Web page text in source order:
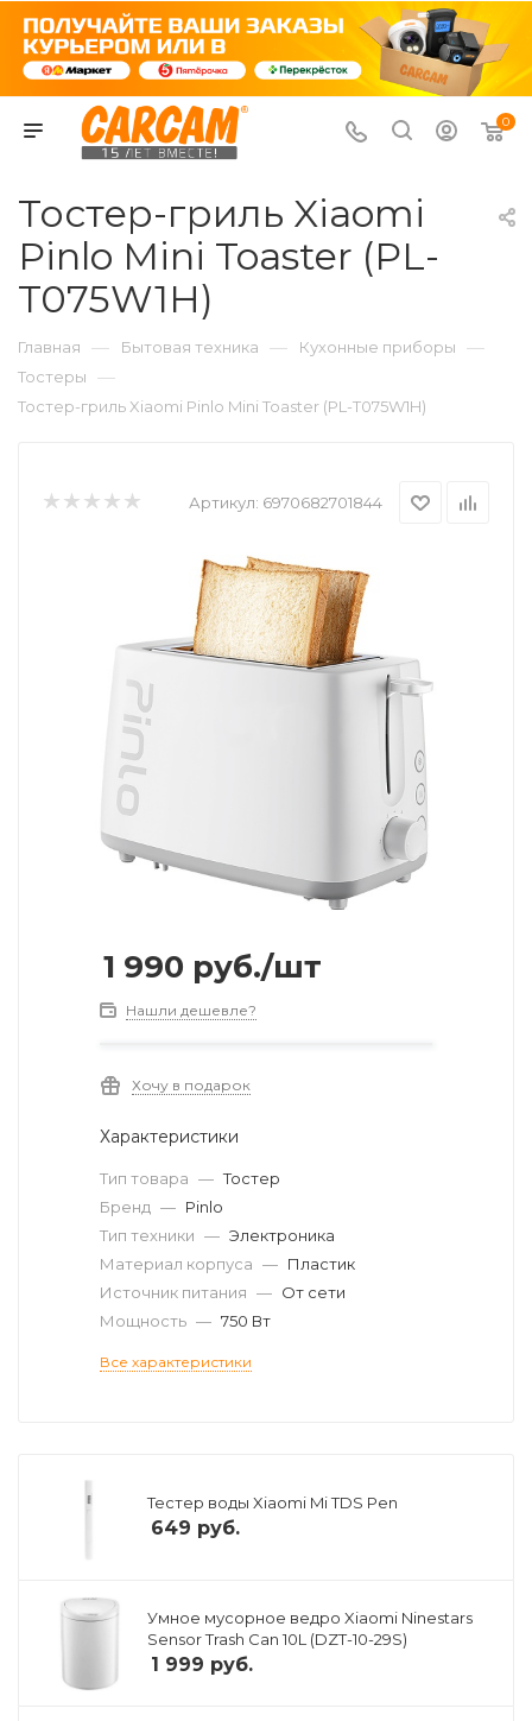
0
Тостер-гриль Xiaomi
Pinlo Mini Toaster (PL-
T075W1H)
Главная — Бытовая техника — Кухонные приборы —
Тостеры —
Тостер-гриль Xiaomi Pinlo Mini Toaster (PL-T075W1H)
Артикул: 6970682701844
1 990 руб./шт
Нашли дешевле?
Хочу в подарок
Характеристики
Тип товара — Тостер
Бренд — Pinlo
Тип техники — Электроника
Материал корпуса — Пластик
Источник питания — От сети
Мощность — 750 Вт
Все характеристики
Тестер воды Xiaomi Mi TDS Pen
649 руб.
Умное мусорное ведро Xiaomi Ninestars
Sensor Trash Can 10L (DZT-10-29S)
1 999 руб.